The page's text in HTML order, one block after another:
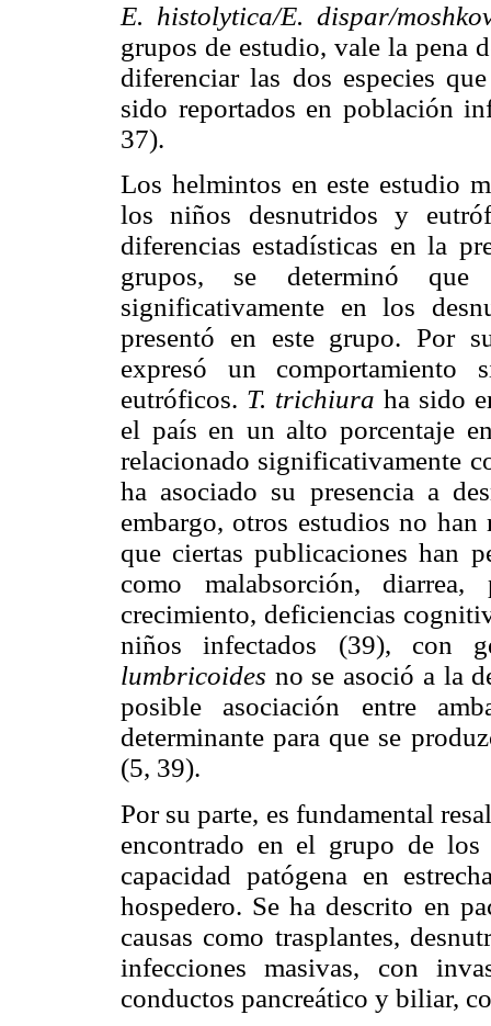
E. histolytica/E. dispar/
grupos de estudio, vale la pena
diferenciar las dos especies
sido reportados en población
37).
Los helmintos en este estudio
los niños desnutridos y
diferencias estadísticas en la
grupos, se determinó
significativamente en los
presentó en este grupo. Por
expresó un comportamiento
eutróficos. T. trichiura ha sido
el país en un alto porcentaje
relacionado significativamente
ha asociado su presencia a
embargo, otros estudios no han
que ciertas publicaciones han
como malabsorción,
crecimiento, deficiencias
niños infectados (39), con
lumbricoides no se asoció a la
posible asociación entre
determinante para que se
(5, 39).
Por su parte, es fundamental
encontrado en el grupo de
capacidad patógena en
hospedero. Se ha descrito en
causas como trasplantes,
infecciones masivas, con
conductos pancreático y biliar,